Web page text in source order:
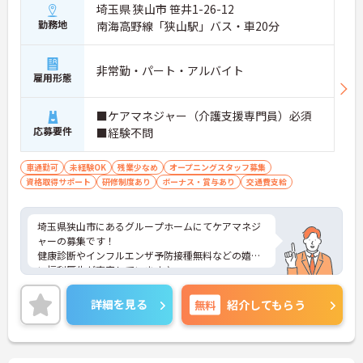
勤務地
埼玉県 狭山市 笹井1-26-12
南海高野線「狭山駅」バス・車20分
雇用形態 非常勤・パート・アルバイト
応募要件
■ケアマネジャー（介護支援専門員）必須
■経験不問
車通勤可 未経験OK 残業少なめ
オープニングスタッフ募集
資格取得サポート
研修制度あり ボーナス・賞与あり 交通費支給
埼玉県狭山市にあるグループホームにてケアマネジ
ャーの募集です！
健康診断やインフルエンザ予防接種無料などの嬉し
い福利厚生が充実しています♪
資格取得支援制度があるので、スキルアップを目指
しやすい環境です◎
ご興味のある方には面接ポイントをお伝えしますの
で、お気軽にお問い合わせください！
詳細を見る 無料 紹介してもらう